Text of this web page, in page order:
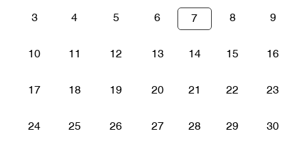
3 4 5 6 7 8 9
10 11 12 13 14 15 16
17 18 19 20 21 22 23
24 25 26 27 28 29 30